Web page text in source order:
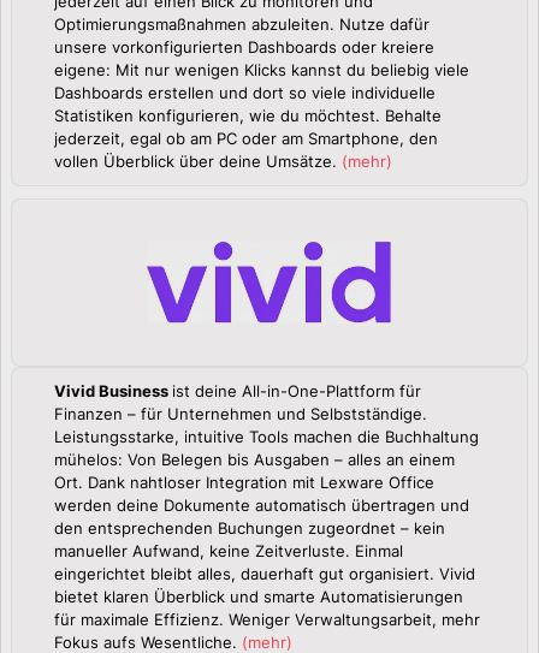
Optimierungsmaßnahmen abzuleiten. Nutze dafür
unsere vorkonfigurierten Dashboards oder kreiere
eigene: Mit nur wenigen Klicks kannst du beliebig viele
Dashboards erstellen und dort so viele individuelle
Statistiken konfigurieren, wie du möchtest. Behalte
jederzeit, egal ob am PC oder am Smartphone, den
vollen Überblick über deine Umsätze. (mehr)
Vivid Business ist deine All-in-One-Plattform für
Finanzen – für Unternehmen und Selbstständige.
Leistungsstarke, intuitive Tools machen die Buchhaltung
mühelos: Von Belegen bis Ausgaben – alles an einem
Ort. Dank nahtloser Integration mit Lexware Office
werden deine Dokumente automatisch übertragen und
den entsprechenden Buchungen zugeordnet – kein
manueller Aufwand, keine Zeitverluste. Einmal
eingerichtet bleibt alles, dauerhaft gut organisiert. Vivid
bietet klaren Überblick und smarte Automatisierungen
für maximale Effizienz. Weniger Verwaltungsarbeit, mehr
Fokus aufs Wesentliche. (mehr)